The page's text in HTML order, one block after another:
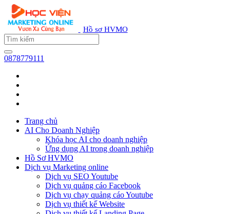
Hồ sơ HVMO
0878779111
Trang chủ
AI Cho Doanh Nghiệp
Khóa học AI cho doanh nghiệp
Ứng dụng AI trong doanh nghiệp
Hồ Sơ HVMO
Dịch vụ Marketing online
Dịch vụ SEO Youtube
Dịch vụ quảng cáo Facebook
Dịch vụ chạy quảng cáo Youtube
Dịch vụ thiết kế Website